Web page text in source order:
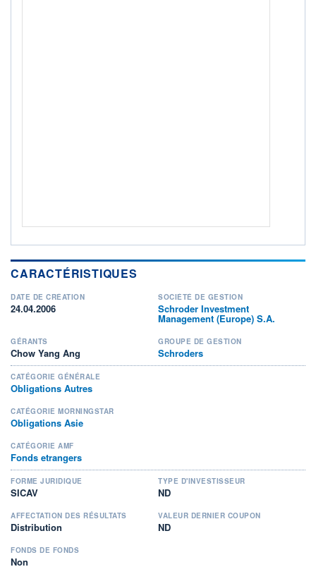
CARACTÉRISTIQUES
DATE DE CRÉATION
24.04.2006
SOCIÉTÉ DE GESTION
Schroder Investment
Management (Europe) S.A.
GÉRANTS
Chow Yang Ang
GROUPE DE GESTION
Schroders
CATÉGORIE GÉNÉRALE
Obligations Autres
CATÉGORIE MORNINGSTAR
Obligations Asie
CATÉGORIE AMF
Fonds etrangers
FORME JURIDIQUE
SICAV
TYPE D'INVESTISSEUR
ND
AFFECTATION DES RÉSULTATS
Distribution
VALEUR DERNIER COUPON
ND
FONDS DE FONDS
Non